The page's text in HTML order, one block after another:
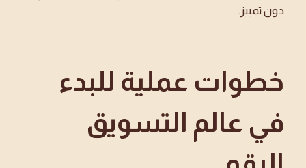
دون تمييز.
خطوات عملية للبدء
في عالم التسويق